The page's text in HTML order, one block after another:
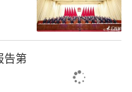
被说成“雷
叠，也被认为
看不懂的屏
告第